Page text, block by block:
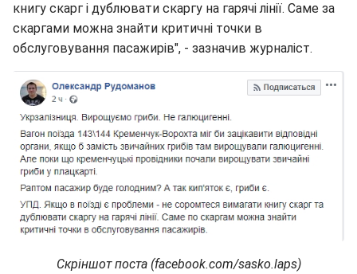
книгу скарг і дублювати скаргу на гарячі лінії. Саме за
скаргами можна знайти критичні точки в
обслуговування пасажирів", - зазначив журналіст.
Скріншот поста (facebook.com/sasko.laps)